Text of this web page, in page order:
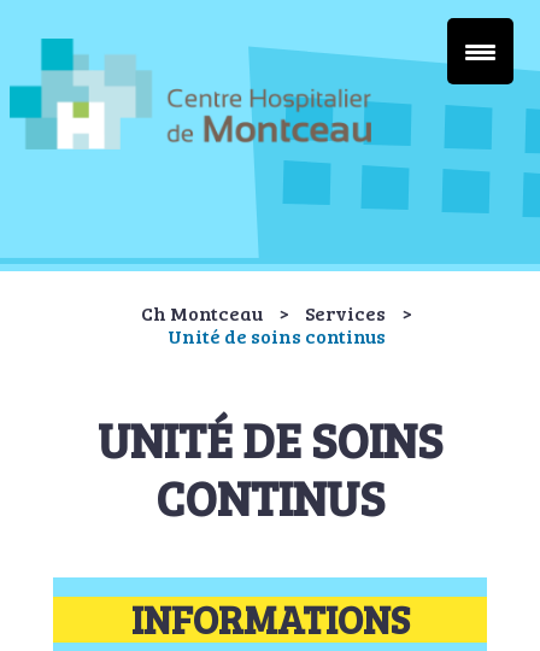
Ch Montceau > Services
>
Unité de soins continus
UNITÉ DE SOINS
CONTINUS
INFORMATIONS